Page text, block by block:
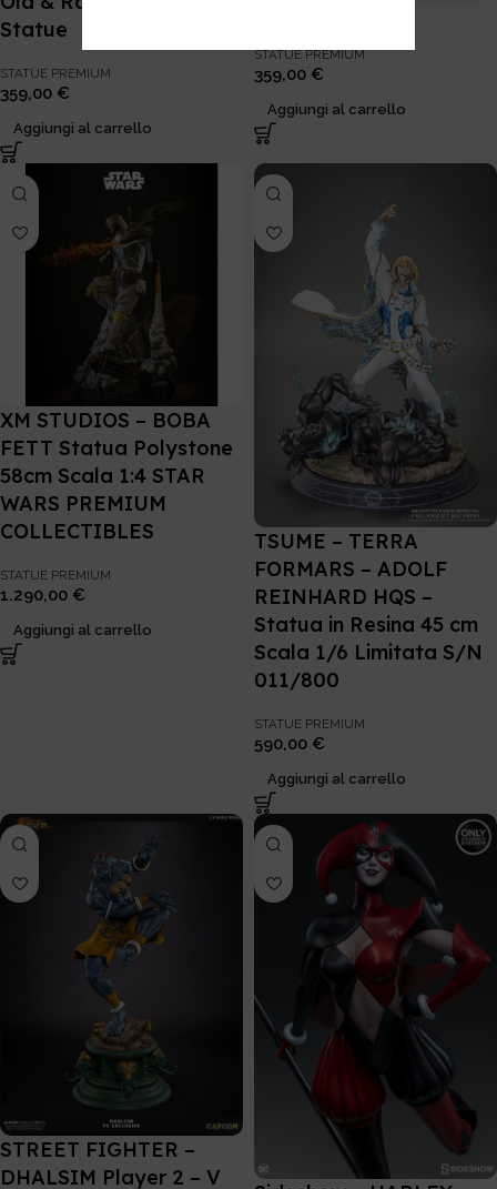
Statue
STATUE PREMIUM
359,00 €
Aggiungi al carrello
STATUE PREMIUM
359,00 €
Aggiungi al carrello
XM STUDIOS – BOBA
FETT Statua Polystone
58cm Scala 1:4 STAR
WARS PREMIUM
COLLECTIBLES
STATUE PREMIUM
1.290,00 €
Aggiungi al carrello
TSUME – TERRA
FORMARS – ADOLF
REINHARD HQS –
Statua in Resina 45 cm
Scala 1/6 Limitata S/N
011/800
STATUE PREMIUM
590,00 €
Aggiungi al carrello
STREET FIGHTER –
DHALSIM Player 2 – V